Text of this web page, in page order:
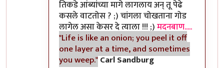
तिकडे आंब्यांच्या मागे लागलाय अन् तू पेढे
कसले वाटतोस ? ;) चांगला चोखताना गोड
लागेल असा केसर दे त्याला !!! ;)मदनबाण.....
"Life is like an onion; you peel it off
one layer at a time, and sometimes
you weep."Carl Sandburg